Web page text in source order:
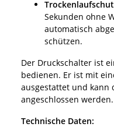
Sekunden ohne
automatisch
schützen.
Der Druckschalter ist
bedienen. Er ist mit
ausgestattet und kann
angeschlossen werden.
Technische Daten: